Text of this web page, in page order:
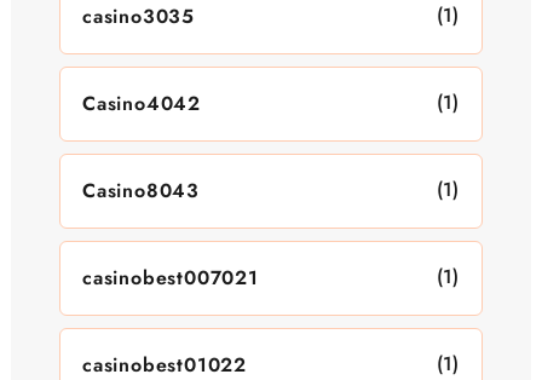
casino3035 (1)
Casino4042 (1)
Casino8043 (1)
casinobest007021 (1)
casinobest01022 (1)